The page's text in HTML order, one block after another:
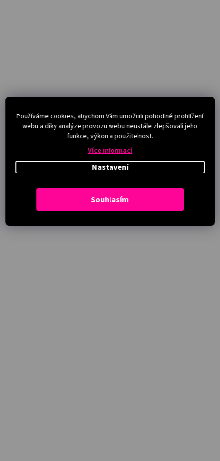
Používáme cookies, abychom Vám umožnili pohodlné prohlížení
webu a díky analýze provozu webu neustále zlepšovali jeho
funkce, výkon a použitelnost.
Více informací
Nastavení
Souhlasím